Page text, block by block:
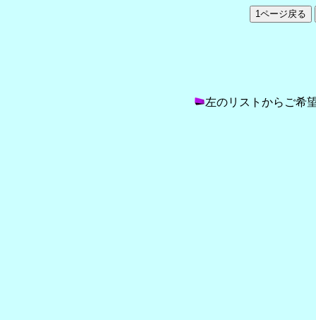
左のリストからご希